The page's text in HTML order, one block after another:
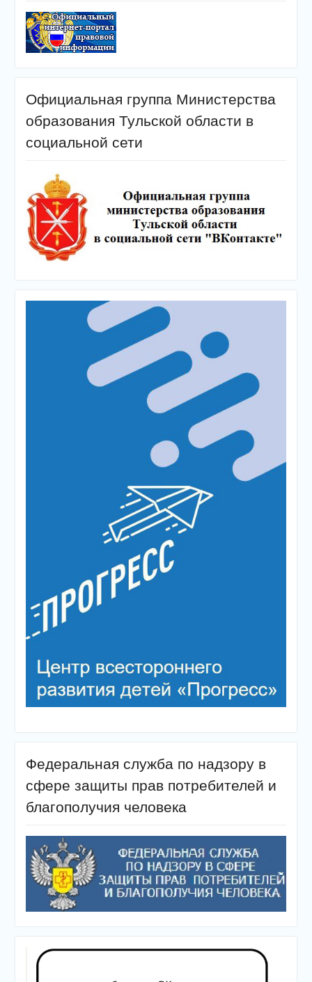
Официальная группа Министерства
образования Тульской области в
социальной сети
Федеральная служба по надзору в
сфере защиты прав потребителей и
благополучия человека